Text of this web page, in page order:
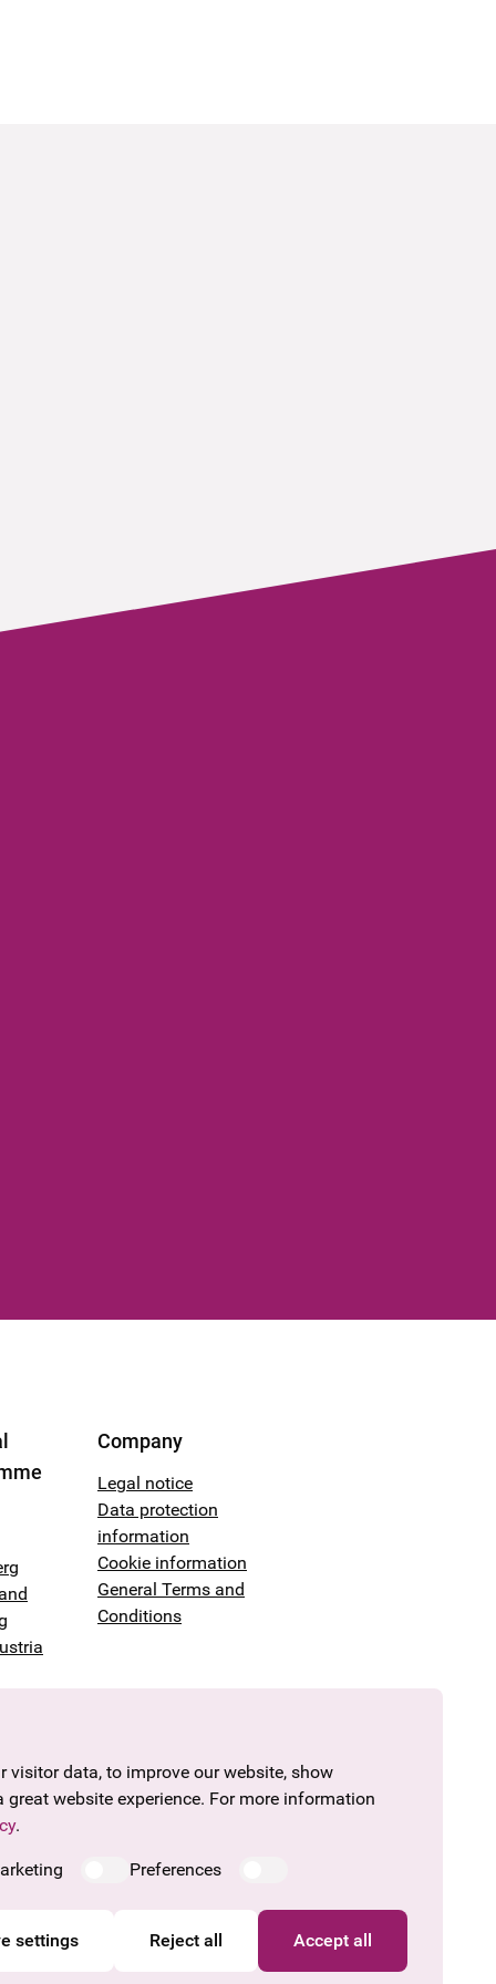
Company
Legal notice
Data protection
information
Cookie information
General Terms and
Conditions
visitor data, to improve our website, show
website experience. For more information
.
Preferences
settings Reject all Accept all